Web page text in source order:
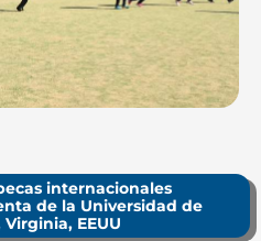
el campo
internacionales
de la Universidad de
EEUU